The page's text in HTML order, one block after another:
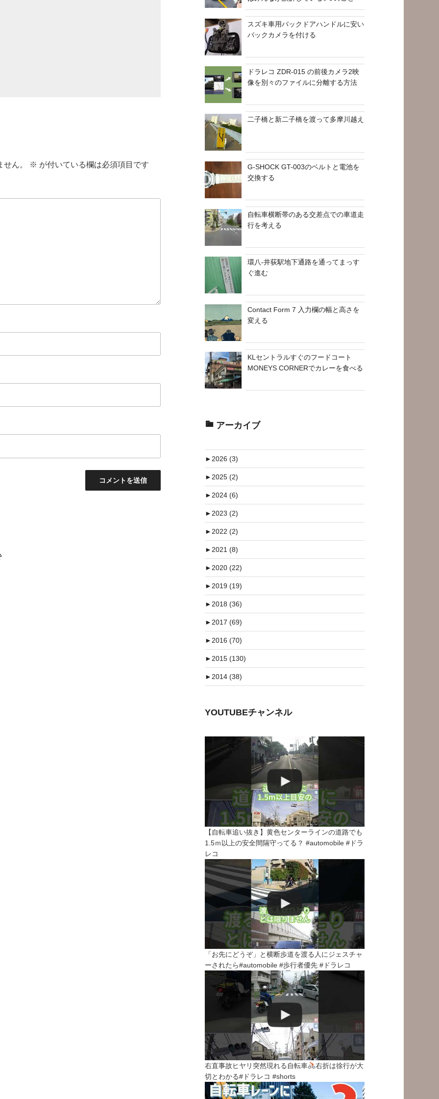
ん。 ※ が付いている欄は必須項目です
スズキ車用バックドアハンドルに安い
バックカメラを付ける
ドラレコ ZDR-015 の前後カメラ2映
像を別々のファイルに分離する方法
二子橋と新二子橋を渡って多摩川越え
G-SHOCK GT-003のベルトと電池を
交換する
自転車横断帯のある交差点での車道走
行を考える
環八-井荻駅地下通路を通ってまっす
ぐ進む
Contact Form 7 入力欄の幅と高さを
変える
KLセントラルすぐのフードコート
MONEYS CORNERでカレーを食べる
アーカイブ
►2026 (3)
►2025 (2)
►2024 (6)
►2023 (2)
►2022 (2)
►2021 (8)
►2020 (22)
►2019 (19)
►2018 (36)
►2017 (69)
►2016 (70)
►2015 (130)
►2014 (38)
YOUTUBEチャンネル
【自転車追い抜き】黄色センターラインの道路でも
1.5ｍ以上の安全間隔守ってる？ #automobile #ドラ
レコ
「お先にどうぞ」と横断歩道を渡る人にジェスチャ
ーされたら#automobile #歩行者優先 #ドラレコ
右直事故ヒヤリ突然現れる自転車
右折は徐行が大
切とわかる#ドラレコ #shorts